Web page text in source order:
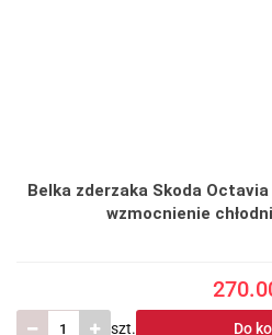
Belka zderzaka Skoda
wzmocnienie
szt. Do